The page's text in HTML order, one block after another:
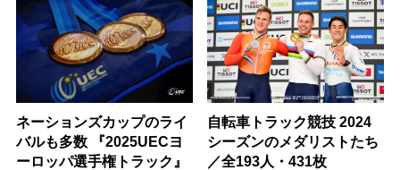
ネーションズカップのライ
バルも多数 『2025UECヨ
ーロッパ選手権トラック』
自転車トラック競技 2024
シーズンのメダリストたち
／全193人・431枚